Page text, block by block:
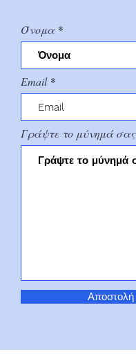
Όνομα
Email
Γράψτε το μύνημά σας
Αποστολή